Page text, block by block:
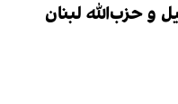
و حزب‌الله لبنان